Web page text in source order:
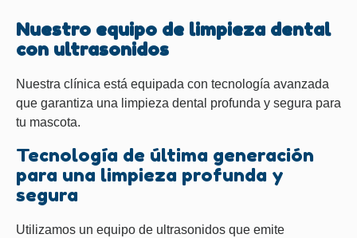
Nuestro equipo de limpieza dental
con ultrasonidos
Nuestra clínica está equipada con tecnología avanzada
que garantiza una limpieza dental profunda y segura para
tu mascota.
Tecnología de última generación
para una limpieza profunda y
segura
Utilizamos un equipo de ultrasonidos que emite